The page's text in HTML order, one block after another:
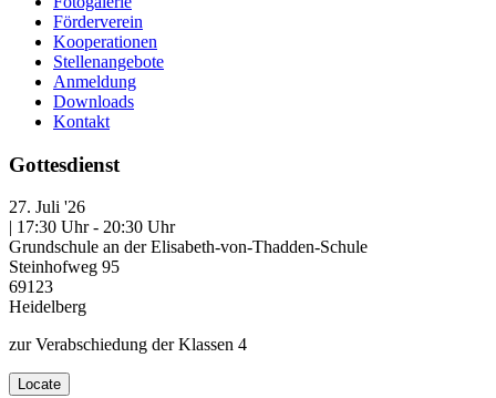
Förderverein
Kooperationen
Stellenangebote
Anmeldung
Downloads
Kontakt
Gottesdienst
27. Juli '26
| 17:30 Uhr - 20:30 Uhr
Grundschule an der Elisabeth-von-Thadden-Schule
Steinhofweg 95
69123
Heidelberg
zur Verabschiedung der Klassen 4
Locate